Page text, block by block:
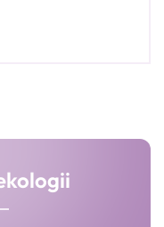
praktických
zemin.